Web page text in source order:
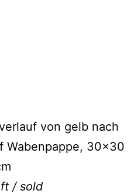
von gelb nach
Wabenpappe, 30×30
/ sold